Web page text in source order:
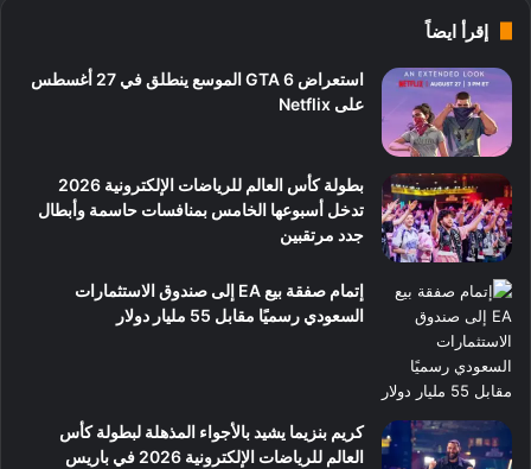
إقرأ ايضاً
استعراض GTA 6 الموسع ينطلق في 27 أغسطس
على Netflix
بطولة كأس العالم للرياضات الإلكترونية 2026
تدخل أسبوعها الخامس بمنافسات حاسمة وأبطال
جدد مرتقبين
إتمام صفقة بيع EA إلى صندوق الاستثمارات
السعودي رسميًا مقابل 55 مليار دولار
كريم بنزيما يشيد بالأجواء المذهلة لبطولة كأس
العالم للرياضات الإلكترونية 2026 في باريس